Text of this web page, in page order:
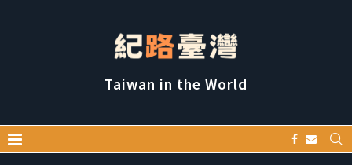
Taiwan in the World